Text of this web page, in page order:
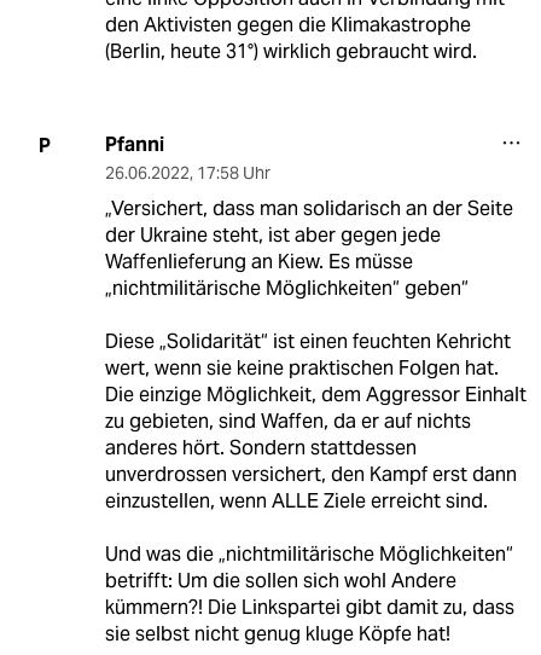
den Aktivisten gegen die Klimakastrophe
(Berlin, heute 31°) wirklich gebraucht wird.
P Pfanni
26.06.2022, 17:58 Uhr
„Versichert, dass man solidarisch an der Seite
der Ukraine steht, ist aber gegen jede
Waffenlieferung an Kiew. Es müsse
„nichtmilitärische Möglichkeiten“ geben“
Diese „Solidarität“ ist einen feuchten Kehricht
wert, wenn sie keine praktischen Folgen hat.
Die einzige Möglichkeit, dem Aggressor Einhalt
zu gebieten, sind Waffen, da er auf nichts
anderes hört. Sondern stattdessen
unverdrossen versichert, den Kampf erst dann
einzustellen, wenn ALLE Ziele erreicht sind.
Und was die „nichtmilitärische Möglichkeiten“
betrifft: Um die sollen sich wohl Andere
kümmern?! Die Linkspartei gibt damit zu, dass
sie selbst nicht genug kluge Köpfe hat!